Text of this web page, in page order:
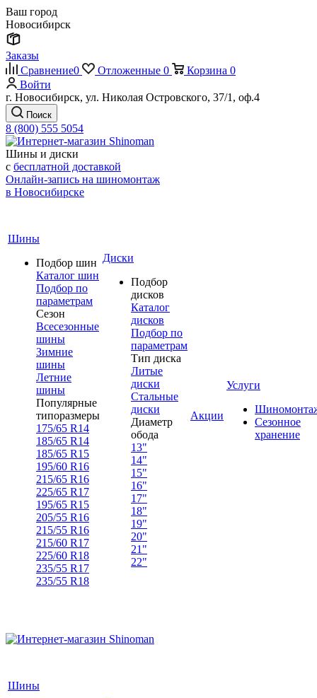
Ваш город
Новосибирск
Заказы
Сравнение0 Отложенные 0 Корзина 0
Войти
г. Новосибирск, ул. Николая Островского, 37/1, оф.4
Поиск
8 (800) 555 5054
Шины и диски
с бесплатной доставкой
Онлайн-запись на шиномонтаж
в Новосибирске
Шины
Подбор шин
Каталог шин
Подбор по
параметрам
Сезон
Всесезонные
шины
Зимние
шины
Летние
шины
Популярные
типоразмеры
175/65 R14
185/65 R14
185/65 R15
195/60 R16
215/65 R16
225/65 R17
195/65 R15
205/55 R16
215/55 R16
215/60 R17
225/60 R18
235/55 R17
235/55 R18
Диски
Подбор
дисков
Каталог
дисков
Подбор по
параметрам
Тип диска
Литые
диски
Стальные
диски
Диаметр
обода
13"
14"
15"
16"
17"
18"
19"
20"
21"
22"
Акции
Услуги
Сезонное
хранение
Шины